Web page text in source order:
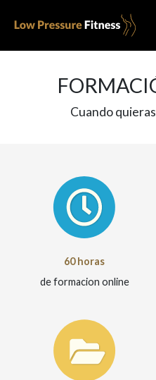
Cuando
60 horas
de formacion online